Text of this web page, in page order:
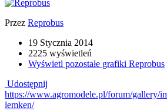
Przez Reprobus
19 Stycznia 2014
2225 wyświetleń
Wyświetl pozostałe grafiki Reprobus
Udostępnij
https://www.agromodele.pl/forum/gallery/
lemken/